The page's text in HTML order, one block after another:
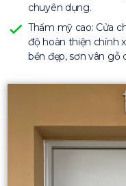
chuyên dụng.
Thẩm mỹ cao: Cửa
độ hoàn thiện chính
bền đẹp, sơn vân gỗ